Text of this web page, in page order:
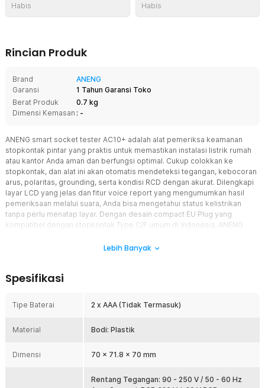
Habis Habis
Rincian Produk
Brand
ANENG
Garansi
1 Tahun Garansi Toko
Berat Produk
0.7 kg
Dimensi Kemasan : -
ANENG smart socket tester AC10+ adalah alat pemeriksa keamanan
stopkontak pintar yang praktis untuk memastikan instalasi listrik rumah
atau kantor Anda aman dan berfungsi optimal. Cukup colokkan ke
stopkontak, dan alat ini akan otomatis mendeteksi tegangan, kebocoran
arus, polaritas, grounding, serta kondisi RCD dengan akurat. Dilengkapi
layar LCD yang jelas dan fitur voice report yang mengumumkan hasil
pemeriksaan melalui suara, Anda bisa mengetahui status kelistrikan
tanpa perlu menatap layar. Dengan desain compact EU Plug yang
kompatibel dengan stopkontak Type C/F umum di Indonesia, ANENG
rumah, atau siapa saja yang mengutamakan keselamatan instalasi listrik.
Deteksi Multi Fungsi Stopkontak
kemampuan ANENG smart socket tester AC10+ yang mendeteksi
mengidentifikasi tegangan terlalu tinggi atau rendah, kebocoran
terhubung, hingga fungsi RCD yang tidak optimal. Cukup colokkan
ke stopkontak yang ingin diperiksa, dan dalam hitungan detik Anda
Lebih Banyak
Spesifikasi
Tipe Baterai 2 x AAA (Tidak Termasuk)
Material Bodi: Plastik
Dimensi 70 x 71.8 x 70 mm
Rentang Tegangan: 90 - 250 V / 50 - 60 Hz